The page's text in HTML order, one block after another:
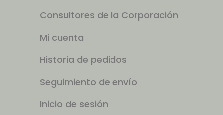
Consultores de la Corporación
Mi cuenta
Historia de pedidos
Seguimiento de envío
Inicio de sesión